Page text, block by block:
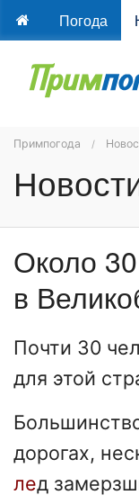
Погода
Примпогода
Около
в
Почти 30
для этой
дорогах,
лед